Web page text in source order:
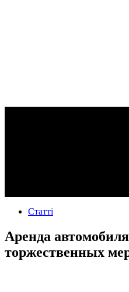
Статті
Аренда
торжественных